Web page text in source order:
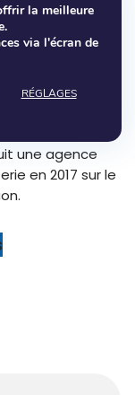
l’autoroute et
dynamique et
Belleville et
avons pris la
une agence
en 2017 sur le
la meilleure
via l'écran de
RÉGLAGES